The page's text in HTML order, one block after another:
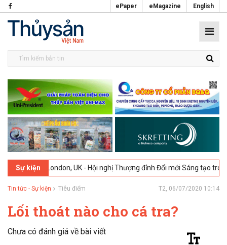
ePaper eMagazine English
Sự kiện
London, UK - Hội nghị Thượng đỉnh Đổi mới Sáng tạo trong Ngành
Tin tức - Sự kiện Tiêu điểm T2, 06/07/2020 10:14
Lối thoát nào cho cá tra?
Chưa có đánh giá về bài viết